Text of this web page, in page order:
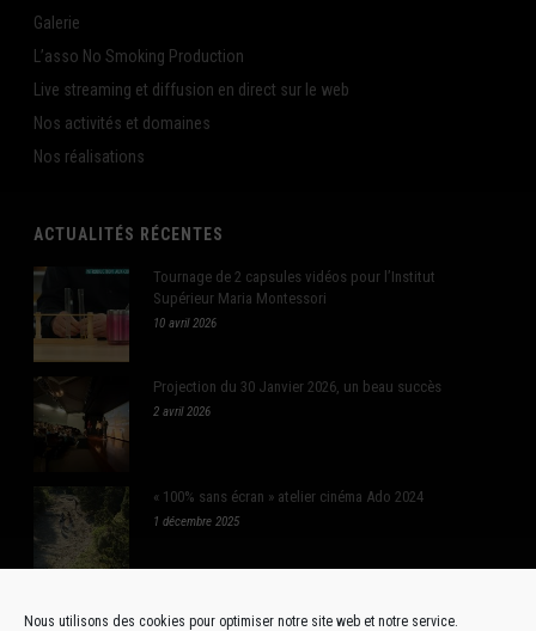
Nous utilisons des cookies pour optimiser notre site web et notre service.
Galerie
L’asso No Smoking Production
Live streaming et diffusion en direct sur le web
Nos activités et domaines
Nos réalisations
ACTUALITÉS RÉCENTES
Tournage de 2 capsules vidéos pour l’Institut
Supérieur Maria Montessori
10 avril 2026
Projection du 30 Janvier 2026, un beau succès
2 avril 2026
« 100% sans écran » atelier cinéma Ado 2024
1 décembre 2025